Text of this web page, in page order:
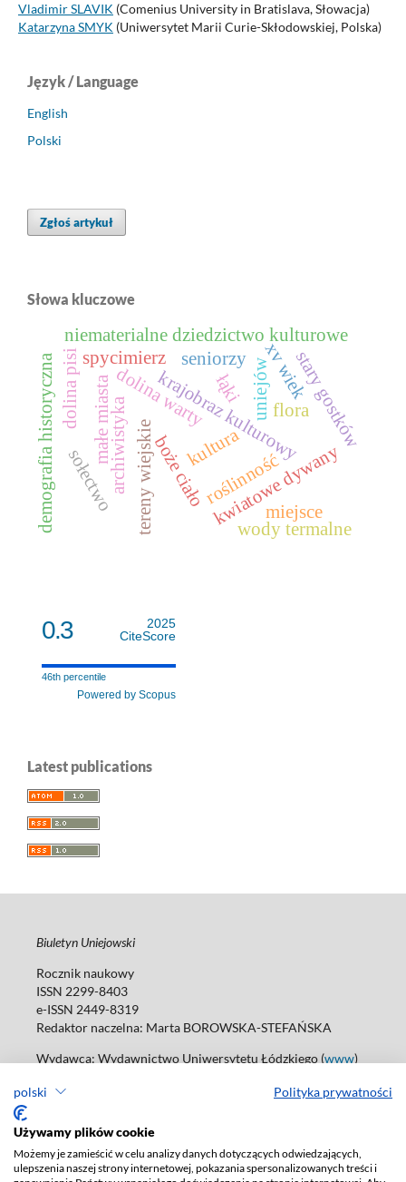
polski Polityka prywatności
Używamy plików cookie
Możemy je zamieścić w celu analizy danych dotyczących odwiedzających,
ulepszenia naszej strony internetowej, pokazania spersonalizowanych treści i
Vladimir SLAVIK (Comenius University in Bratislava, Słowacja)
Katarzyna SMYK (Uniwersytet Marii Curie-Skłodowskiej, Polska)
Język / Language
English
Polski
Zgłoś artykuł
Słowa kluczowe
krajobraz kulturowy
tereny wiejskie
dolina warty uniejów
spycimierz
boże ciałokwiatowe dywany
niematerialne dziedzictwo kulturowe
kultura
małe miasta
sołectwo
stary gostków
flora
roślinność
łąki
dolina pisi
archiwistyka
demografia historyczna wody termalne
seniorzy xv wiek
miejsce
0.3
2025
CiteScore
46th percentile
Powered by Scopus
Latest publications
Biuletyn Uniejowski
Rocznik naukowy
ISSN 2299-8403
e-ISSN 2449-8319
Redaktor naczelna: Marta BOROWSKA-STEFAŃSKA
Wydawca: Wydawnictwo Uniwersytetu Łódzkiego (www)
Tel.: 42 235 01 65, fax: 42 66 55 86
Deklaracja dostępności